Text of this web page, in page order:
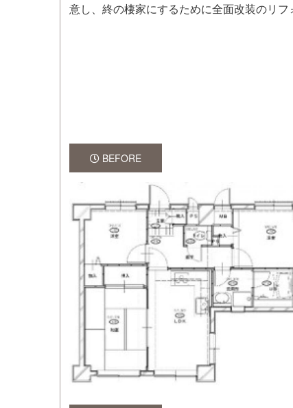
意し、終の棲家にするために全面改装のリフ
BEFORE